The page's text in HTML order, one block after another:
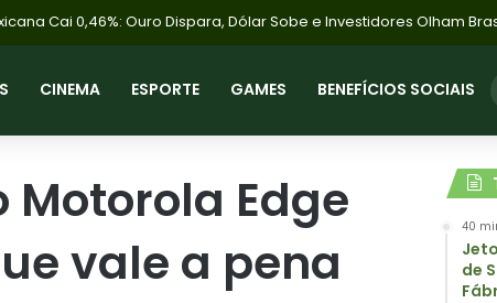
CINEMA ESPORTE GAMES BENEFÍCIOS SOCIAIS
Edge
vale a pena
40
de